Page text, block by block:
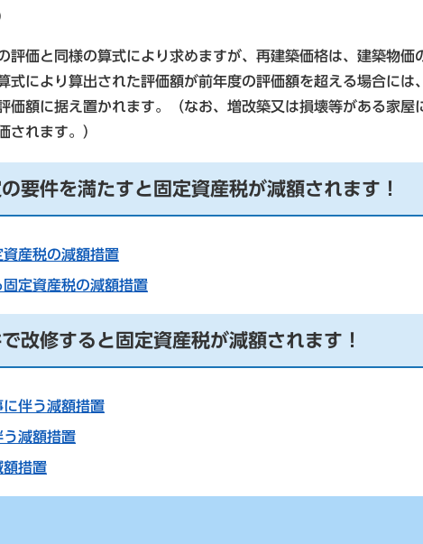
評価と同様の算式により求めますが、再建築価格は、建築物価
式により算出された評価額が前年度の評価額を超える場合には
価額に据え置かれます。（なお、増改築又は損壊等がある家屋
されます。）
要件を満たすと固定資産税が減額されます！
産税の減額措置
定資産税の減額措置
改修すると固定資産税が減額されます！
伴う減額措置
う減額措置
額措置